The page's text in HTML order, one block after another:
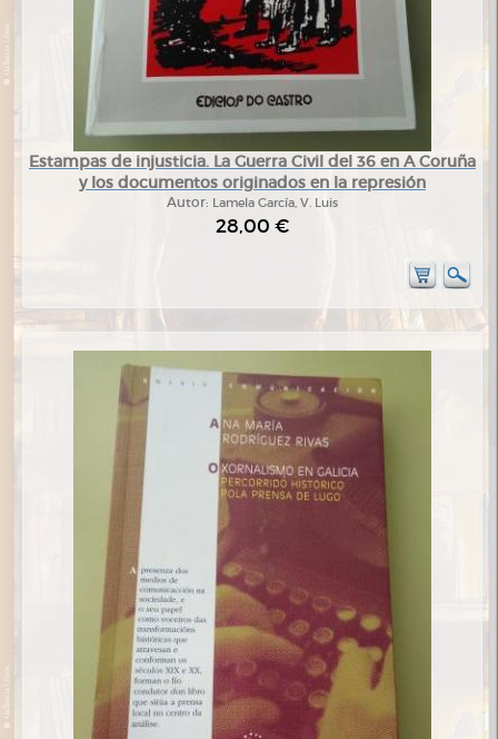
Estampas de injusticia. La Guerra Civil del 36 en A Coruña
y los documentos originados en la represión
Autor: Lamela García, V. Luis
28,00 €